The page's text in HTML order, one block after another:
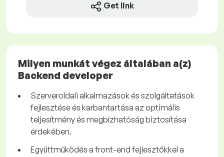
Get link
Milyen munkát végez általában a(z)
Backend developer
Szerveroldali alkalmazások és szolgáltatások
fejlesztése és karbantartása az optimális
teljesítmény és megbízhatóság biztosítása
érdekében.
Együttműködés a front-end fejlesztőkkel a